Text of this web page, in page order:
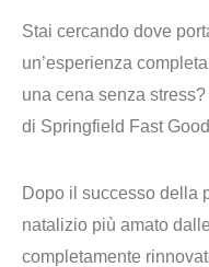
Stai cercando dove
un’esperienza
una cena senza stress?
di Springfield Fast
Dopo il successo della
natalizio più amato
completamente